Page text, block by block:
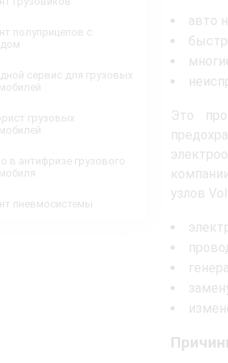
полуприцепов с
сервис для грузовых
грузовых
в антифризе грузового
пневмосистемы
авто
Это
узлов